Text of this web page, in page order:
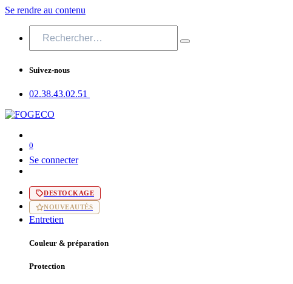
Se rendre au contenu
Suivez-nous
02.38.43​.02.51
0
Se connecter
DESTOCKAGE
NOUVEAUTÉS
Entretien
Couleur & préparation
Protection